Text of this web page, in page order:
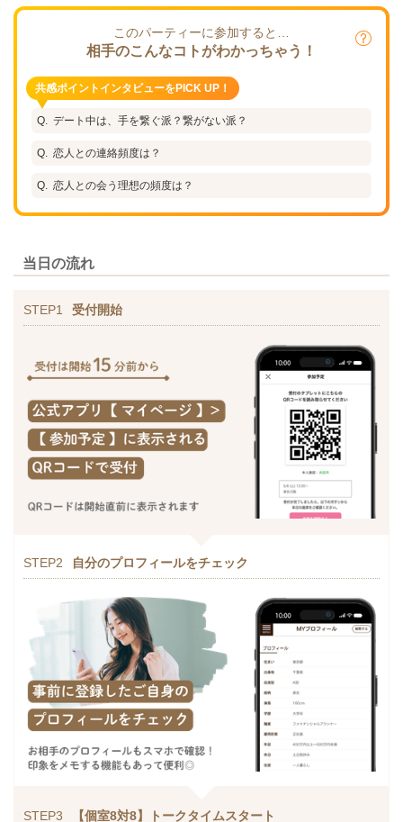
このパーティーに参加すると…
相手のこんなコトがわかっちゃう！
共感ポイントインタビューをPICK UP！
デート中は、手を繋ぐ派？繋がない派？
恋人との連絡頻度は？
恋人との会う理想の頻度は？
当日の流れ
STEP1 受付開始
STEP2 自分のプロフィールをチェック
STEP3 【個室8対8】トークタイムスタート